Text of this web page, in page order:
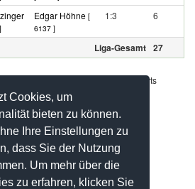
Cookies, um
bieten zu können.
Ihre Einstellungen zu
dass Sie der Nutzung
Um mehr über die
zu erfahren, klicken Sie
Edgar Höhne [
6137 ]
1:3 6
Liga-Gesamt 27
Partner des deutschen Squashsports